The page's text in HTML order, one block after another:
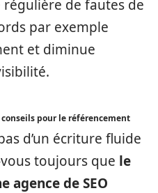
régulière de fautes de
par exemple
et diminue
conseils pour le référencement
d’un écriture fluide
toujours que le
agence de SEO